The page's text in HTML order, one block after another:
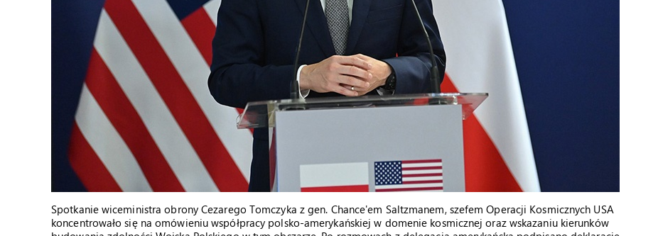
Spotkanie wiceministra obrony Cezarego Tomczyka z gen. Chance'em Saltzmanem, szefem Operacji Kosmicznych USA
koncentrowało się na omówieniu współpracy polsko-amerykańskiej w domenie kosmicznej oraz wskazaniu kierunków